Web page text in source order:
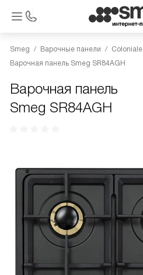
Smeg Варочные панели
Coloniale
Варочная панель Smeg SR84AGH
Варочная панель
Smeg SR84AGH